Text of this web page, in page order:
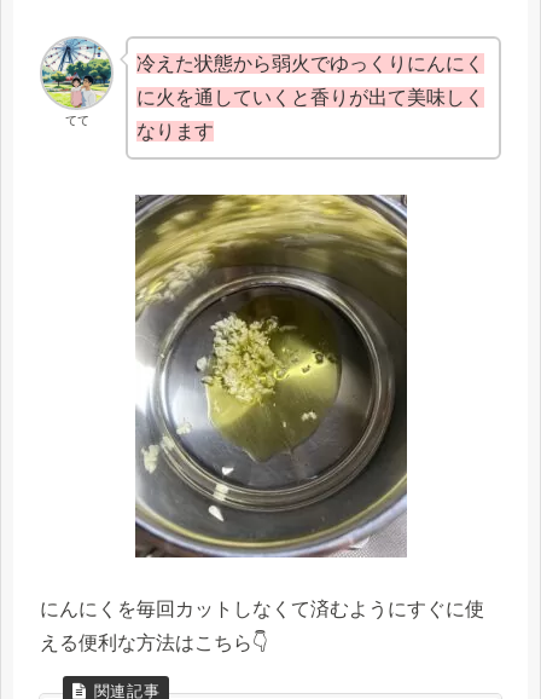
てて
冷えた状態から弱火でゆっくりにんにく
に火を通していくと香りが出て美味しく
なります
にんにくを毎回カットしなくて済むようにすぐに使
える便利な方法はこちら👇